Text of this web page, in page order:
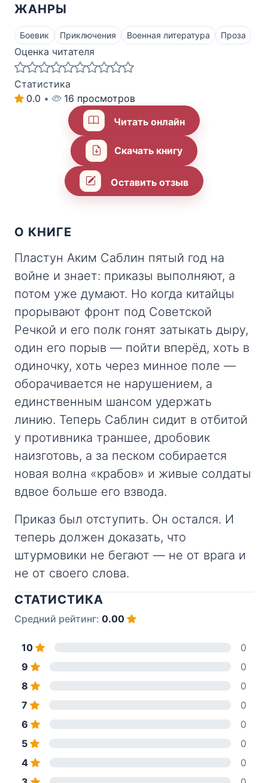
ЖАНРЫ
Боевик Приключения Военная литература Проза
Оценка читателя
Статистика
0.0 •
16 просмотров
Читать онлайн
Скачать книгу
Оставить отзыв
О КНИГЕ
Пластун Аким Саблин пятый год на
войне и знает: приказы выполняют, а
потом уже думают. Но когда китайцы
прорывают фронт под Советской
Речкой и его полк гонят затыкать дыру,
один его порыв — пойти вперёд, хоть в
одиночку, хоть через минное поле —
оборачивается не нарушением, а
единственным шансом удержать
линию. Теперь Саблин сидит в отбитой
у противника траншее, дробовик
наизготовь, а за песком собирается
новая волна «крабов» и живые солдаты
вдвое больше его взвода.
Приказ был отступить. Он остался. И
теперь должен доказать, что
штурмовики не бегают — не от врага и
не от своего слова.
СТАТИСТИКА
Средний рейтинг: 0.00
10
0
9
0
8
0
7
0
6
0
5
0
4
0